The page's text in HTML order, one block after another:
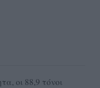
οι 88,9 τόνοι